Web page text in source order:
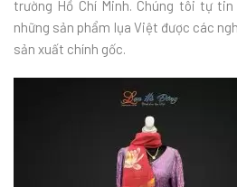
trường Hồ Chí Minh. Chúng tôi tự
những sản phẩm lụa Việt được các
sản xuất chính gốc.